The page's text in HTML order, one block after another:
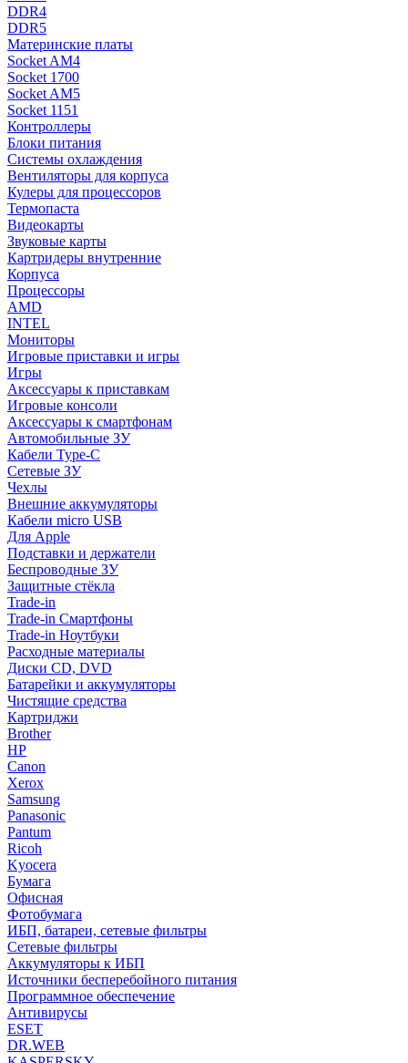
DDR4
DDR5
Материнские платы
Socket AM4
Socket 1700
Socket AM5
Socket 1151
Контроллеры
Блоки питания
Системы охлаждения
Вентиляторы для корпуса
Кулеры для процессоров
Термопаста
Видеокарты
Звуковые карты
Картридеры внутренние
Корпуса
Процессоры
AMD
INTEL
Мониторы
Игровые приставки и игры
Игры
Аксессуары к приставкам
Игровые консоли
Аксессуары к смартфонам
Автомобильные ЗУ
Кабели Type-C
Сетевые ЗУ
Чехлы
Внешние аккумуляторы
Кабели micro USB
Для Apple
Подставки и держатели
Беспроводные ЗУ
Защитные стёкла
Trade-in
Trade-in Смартфоны
Trade-in Ноутбуки
Расходные материалы
Диски CD, DVD
Батарейки и аккумуляторы
Чистящие средства
Картриджи
Brother
HP
Canon
Xerox
Samsung
Panasonic
Pantum
Ricoh
Kyocera
Бумага
Офисная
Фотобумага
ИБП, батареи, сетевые фильтры
Сетевые фильтры
Аккумуляторы к ИБП
Источники бесперебойного питания
Программное обеспечение
Антивирусы
ESET
DR.WEB